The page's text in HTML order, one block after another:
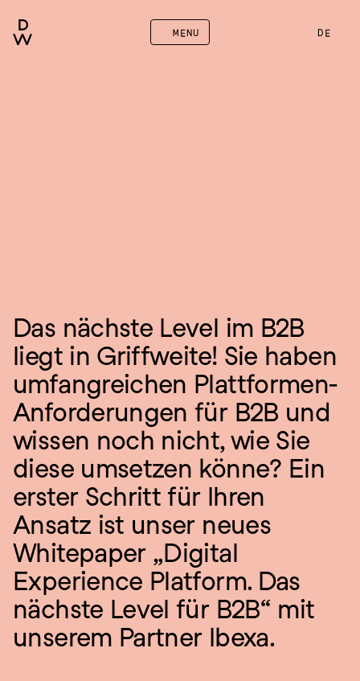
MENU DE
Das nächste Level im B2B
liegt in Griffweite! Sie haben
umfangreichen Plattformen-
Anforderungen für B2B und
wissen noch nicht, wie Sie
diese umsetzen könne? Ein
erster Schritt für Ihren
Ansatz ist unser neues
Whitepaper „Digital
Experience Platform. Das
nächste Level für B2B“ mit
unserem Partner Ibexa.